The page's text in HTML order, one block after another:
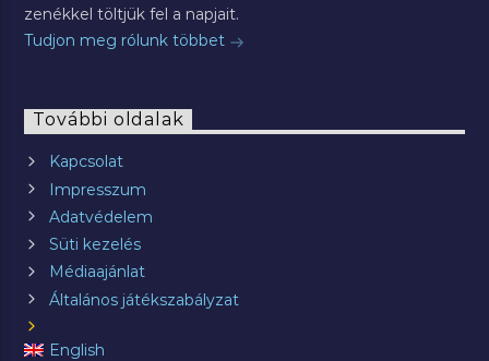
zenékkel töltjük fel a napjait.
Tudjon meg rólunk többet
További oldalak
Kapcsolat
Impresszum
Adatvédelem
Süti kezelés
Médiaajánlat
Általános játékszabályzat
English